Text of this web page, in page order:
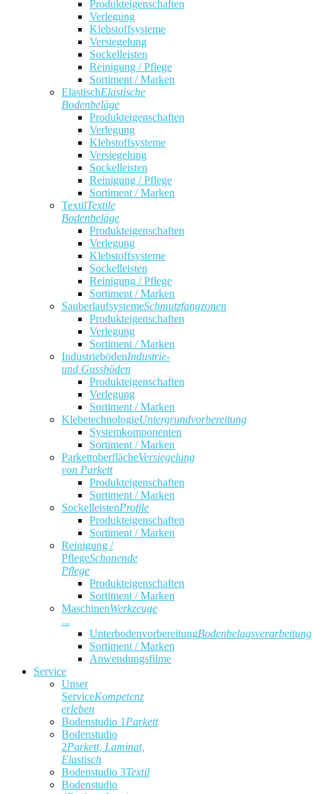
Produkteigenschaften
Verlegung
Klebstoffsysteme
Versiegelung
Sockelleisten
Reinigung / Pflege
Sortiment / Marken
ElastischElastische
Bodenbeläge
Produkteigenschaften
Verlegung
Klebstoffsysteme
Versiegelung
Sockelleisten
Reinigung / Pflege
Sortiment / Marken
TextilTextile
Bodenbeläge
Produkteigenschaften
Verlegung
Klebstoffsysteme
Sockelleisten
Reinigung / Pflege
Sortiment / Marken
SauberlaufsystemeSchmutzfangzonen
Produkteigenschaften
Verlegung
Sortiment / Marken
IndustriebödenIndustrie-
und Gussböden
Produkteigenschaften
Verlegung
Sortiment / Marken
KlebetechnologieUntergrundvorbereitung
Systemkomponenten
Sortiment / Marken
ParkettoberflächeVersiegelung
von Parkett
Produkteigenschaften
Sortiment / Marken
SockelleistenProfile
Produkteigenschaften
Sortiment / Marken
Reinigung /
PflegeSchonende
Pflege
Produkteigenschaften
Sortiment / Marken
MaschinenWerkzeuge
...
UnterbodenvorbereitungBodenbelagsverarbeitung
Sortiment / Marken
Anwendungsfilme
Service
Unser
ServiceKompetenz
erleben
Bodenstudio 1 Parkett
Bodenstudio
2Parkett, Laminat,
Elastisch
Bodenstudio 3Textil
Bodenstudio